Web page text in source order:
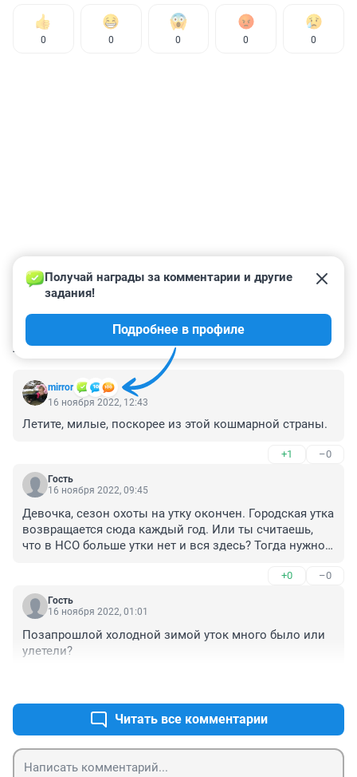
0 0 0 0 0
КОММЕНТАРИИ 7
mirror
Получай награды за комментарии и другие
задания!
Подробнее в профиле
16 ноября 2022, 12:43
Летите, милые, поскорее из этой кошмарной страны.
+1 –0
Гость
16 ноября 2022, 09:45
Девочка, сезон охоты на утку окончен. Городская утка
возвращается сюда каждый год. Или ты считаешь,
что в НСО больше утки нет и вся здесь? Тогда нужно
+0 –0
Гость
16 ноября 2022, 01:01
Позапрошлой холодной зимой уток много было или
улетели?
Читать все комментарии